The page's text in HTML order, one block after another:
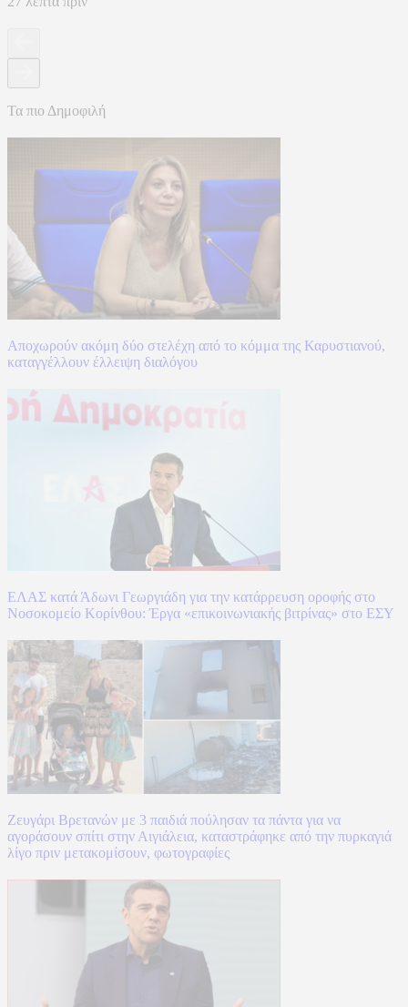
Τα πιο Δημοφιλή
Αποχωρούν ακόμη δύο στελέχη από το κόμμα της Καρυστιανού,
καταγγέλλουν έλλειψη διαλόγου
ΕΛΑΣ κατά Άδωνι Γεωργιάδη για την κατάρρευση οροφής στο
Νοσοκομείο Κορίνθου: Έργα «επικοινωνιακής βιτρίνας» στο ΕΣΥ
Ζευγάρι Βρετανών με 3 παιδιά πούλησαν τα πάντα για να
αγοράσουν σπίτι στην Αιγιάλεια, καταστράφηκε από την πυρκαγιά
λίγο πριν μετακομίσουν, φωτογραφίες